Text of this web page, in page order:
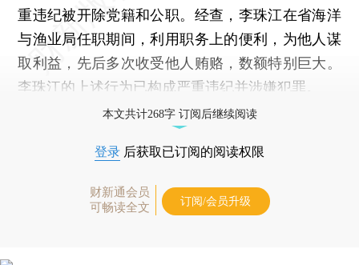
重违纪被开除党籍和公职。经查，李珠江在省海洋
与渔业局任职期间，利用职务上的便利，为他人谋
取利益，先后多次收受他人贿赂，数额特别巨大。
李珠江的上述行为已构成严重违纪并涉嫌犯罪。
本文共计268字 订阅后继续阅读
登录 后获取已订阅的阅读权限
财新通会员
可畅读全文
订阅/会员升级